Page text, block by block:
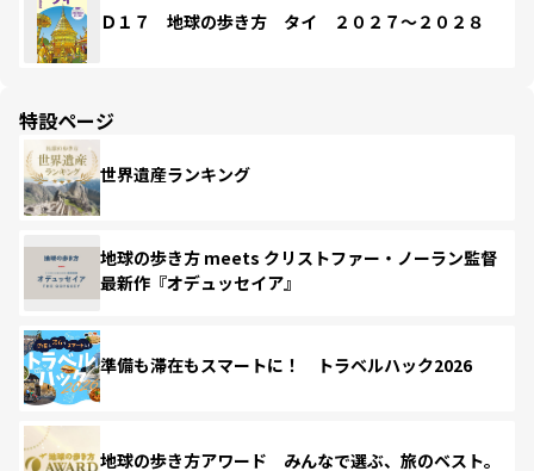
Ｄ１７ 地球の歩き方 タイ ２０２７～２０２８
特設ページ
世界遺産ランキング
地球の歩き方 meets クリストファー・ノーラン監督
最新作『オデュッセイア』
準備も滞在もスマートに！ トラベルハック2026
地球の歩き方アワード みんなで選ぶ、旅のベスト。